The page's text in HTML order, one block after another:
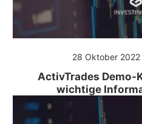
28 Oktober 2022
ActivTrades Demo-
wichtige